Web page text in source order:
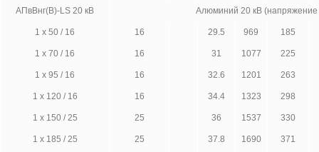
АПвВнг(В)-LS 20 кВ Алюминий 20 кВ
1 х 50 / 16 16 29.5 969 185
1 х 70 / 16 16 31 1077 225
1 х 95 / 16 16 32.6 1201 263
1 х 120 / 16 16 34.4 1323 298
1 х 150 / 25 25 36 1537 330
1 х 185 / 25 25 37.8 1690 371